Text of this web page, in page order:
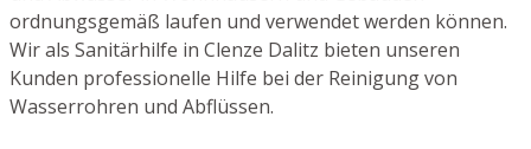
ordnungsgemäß laufen und verwendet werden können.
Wir als Sanitärhilfe in Clenze Dalitz bieten unseren
Kunden professionelle Hilfe bei der Reinigung von
Wasserrohren und Abflüssen.